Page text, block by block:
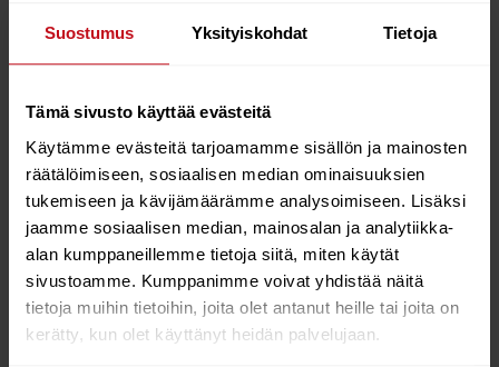
Suostumus Yksityiskohdat Tietoja
Tämä sivusto käyttää evästeitä
Käytämme evästeitä tarjoamamme sisällön ja mainosten
räätälöimiseen, sosiaalisen median ominaisuuksien
tukemiseen ja kävijämäärämme analysoimiseen. Lisäksi
jaamme sosiaalisen median, mainosalan ja analytiikka-
alan kumppaneillemme tietoja siitä, miten käytät
sivustoamme. Kumppanimme voivat yhdistää näitä
tietoja muihin tietoihin, joita olet antanut heille tai joita on
kerätty, kun olet käyttänyt heidän palvelujaan.
3 PULLEY RDM EXTENSION.
RDM masts, the necessity for a 3-pulley RDM extension
became obvious.
Design focused on reducing downhaul friction for
easier rigging. Careful attention to rope alignment and
pulley spacing has enabled significant improvements.
Perfectly matched to any sail with the 4-roller tack
pulley, the Triple Xtension also suits sails with the 3-
roller tack pulley. Other features include Dyneema
rope and an integrated hook to anchor the tack strap.